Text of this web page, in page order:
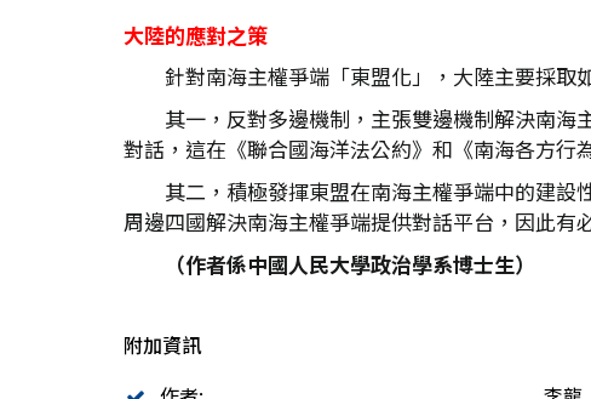
大陸的應對之策
針對南海主權爭端「東盟化」，大陸主要採取
其一，反對多邊機制，主張雙邊機制解決南
對話，這在《聯合國海洋法公約》和《南海各方行
其二，積極發揮東盟在南海主權爭端中的建
周邊四國解決南海主權爭端提供對話平台，因此有
（作者係中國人民大學政治學系博士生）
附加資訊